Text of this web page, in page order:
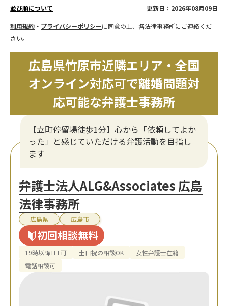
並び順について 更新日：2026年08月09日
利用規約 ・ プライバシーポリシーに同意の上、各法律事務所にご連絡くだ
さい。
広島県竹原市近隣エリア・全国
オンライン対応可で離婚問題対
応可能な弁護士事務所
【立町停留場徒歩1分】心から「依頼してよか
った」と感じていただける弁護活動を目指し
ます
弁護士法人ALG&Associates 広島
法律事務所
広島県 広島市
初回相談無料
19時以降TEL可 土日祝の相談OK
女性弁護士在籍
電話相談可